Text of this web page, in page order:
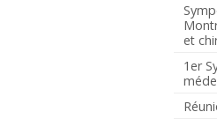
et
1er